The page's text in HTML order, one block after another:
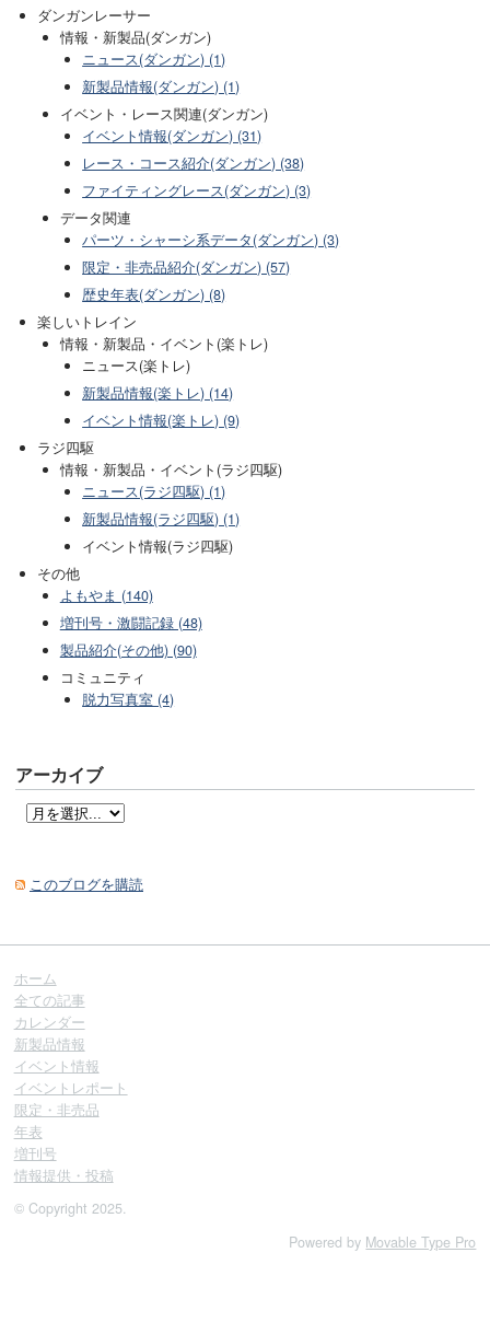
ダンガンレーサー
情報・新製品(ダンガン)
ニュース(ダンガン) (1)
新製品情報(ダンガン) (1)
イベント・レース関連(ダンガン)
イベント情報(ダンガン) (31)
レース・コース紹介(ダンガン) (38)
ファイティングレース(ダンガン) (3)
データ関連
パーツ・シャーシ系データ(ダンガン) (3)
限定・非売品紹介(ダンガン) (57)
歴史年表(ダンガン) (8)
楽しいトレイン
情報・新製品・イベント(楽トレ)
ニュース(楽トレ)
新製品情報(楽トレ) (14)
イベント情報(楽トレ) (9)
ラジ四駆
情報・新製品・イベント(ラジ四駆)
ニュース(ラジ四駆) (1)
新製品情報(ラジ四駆) (1)
イベント情報(ラジ四駆)
その他
よもやま (140)
増刊号・激闘記録 (48)
製品紹介(その他) (90)
コミュニティ
脱力写真室 (4)
アーカイブ
このブログを購読
ホーム
全ての記事
カレンダー
新製品情報
イベント情報
イベントレポート
限定・非売品
年表
増刊号
情報提供・投稿
© Copyright 2025.
Powered by Movable Type Pro